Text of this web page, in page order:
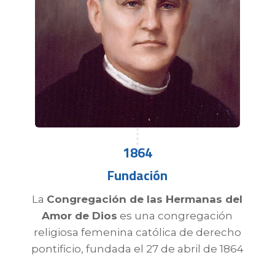
1864
Fundación
La Congregación de las Hermanas del
Amor de Dios es una congregación
religiosa femenina católica de derecho
pontificio, fundada el 27 de abril de 1864